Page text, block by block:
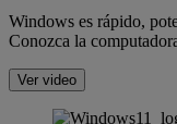
Windows es rápido,
Conozca la
Ver video